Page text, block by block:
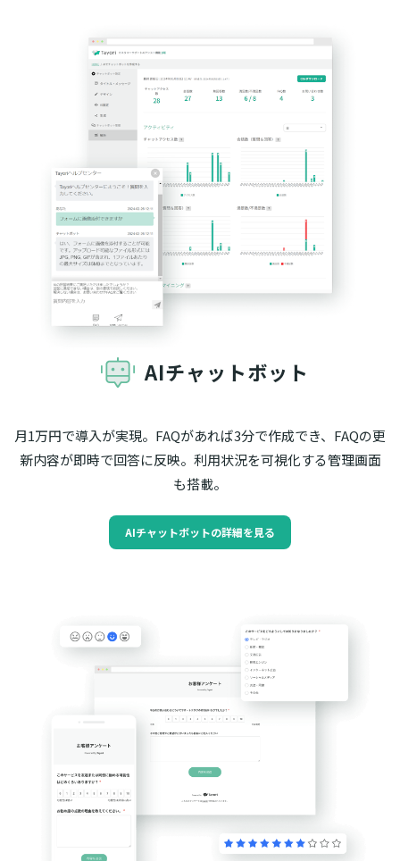
AIチャットボット
月1万円で導入が実現。FAQがあれば3分で作成でき、FAQの更
新内容が即時で回答に反映。利用状況を可視化する管理画面
も搭載。
AIチャットボットの詳細を見る